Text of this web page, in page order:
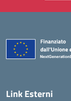
Link Esterni